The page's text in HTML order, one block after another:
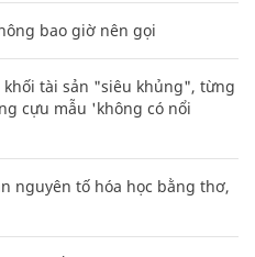
bao giờ nên gọi
tài sản "siêu khủng", từng
cựu mẫu 'không có nổi
nguyên tố hóa học bằng thơ,